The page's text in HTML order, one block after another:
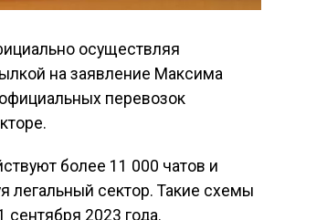
осуществляя
на заявление Максима
перевозок
более 11 000 чатов и
легальный сектор. Такие схемы
2023 года.